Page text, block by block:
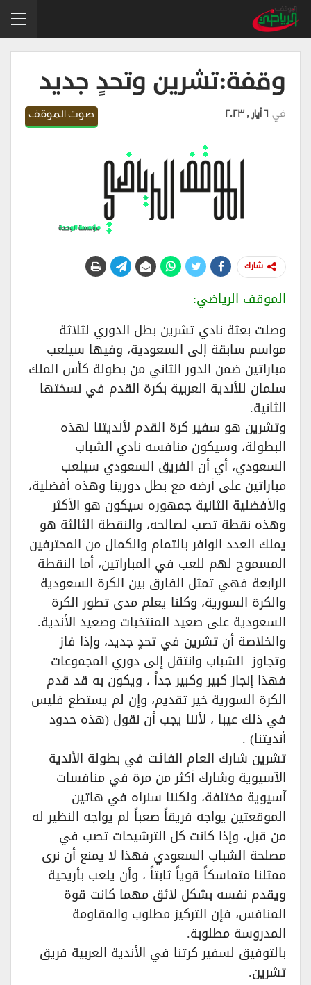
وقفة:تشرين وتحدٍ جديد
صوت الموقف في 6 أيار , 2023
شارك
الموقف الرياضي:
وصلت بعثة نادي تشرين بطل الدوري لثلاثة
مواسم سابقة إلى السعودية، وفيها سيلعب
مباراتين ضمن الدور الثاني من بطولة كأس الملك
سلمان للأندية العربية بكرة القدم في نسختها
الثانية.
وتشرين هو سفير كرة القدم لأنديتنا لهذه
البطولة، وسيكون منافسه نادي الشباب
السعودي، أي أن الفريق السعودي سيلعب
مباراتين على أرضه مع بطل دورينا وهذه أفضلية،
والأفضلية الثانية جمهوره سيكون هو الأكثر
وهذه نقطة تصب لصالحه، والنقطة الثالثة هو
يملك العدد الوافر بالتمام والكمال من المحترفين
المسموح لهم للعب في المباراتين، أما النقطة
الرابعة فهي تمثل الفارق بين الكرة السعودية
والكرة السورية، وكلنا يعلم مدى تطور الكرة
السعودية على صعيد المنتخبات وصعيد الأندية.
والخلاصة أن تشرين في تحدٍ جديد، وإذا فاز
وتجاوز الشباب وانتقل إلى دوري المجموعات
فهذا إنجاز كبير وكبير جداً ، ويكون به قد قدم
الكرة السورية خير تقديم، وإن لم يستطع فليس
في ذلك عيبا ، لأننا يجب أن نقول (هذه حدود
أنديتنا) .
تشرين شارك العام الفائت في بطولة الأندية
الآسيوية وشارك أكثر من مرة في منافسات
آسيوية مختلفة، ولكننا سنراه في هاتين
الموقعتين يواجه فريقاً صعباً لم يواجه النظير له
من قبل، وإذا كانت كل الترشيحات تصب في
مصلحة الشباب السعودي فهذا لا يمنع أن نرى
ممثلنا متماسكاً قوياً ثابتاً ، وأن يلعب بأريحية
ويقدم نفسه بشكل لائق مهما كانت قوة
المنافس، فإن التركيز مطلوب والمقاومة
المدروسة مطلوبة.
بالتوفيق لسفير كرتنا في الأندية العربية فريق
تشرين.